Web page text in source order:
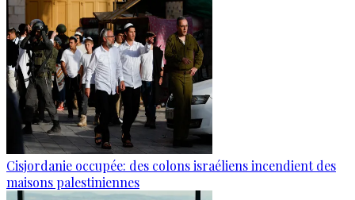
Cisjordanie occupée: des colons israéliens incendient des
maisons palestiniennes